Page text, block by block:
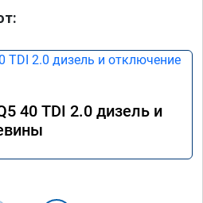
40 TDI 2.0 дизель и